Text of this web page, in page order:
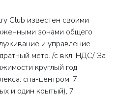
Club известен своими
зонами общего
и управление
метр. /с вкл. НДС/. За
круглый год
спа-центром, 7
и один крытый), 7